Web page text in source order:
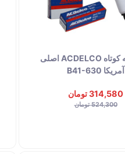
شمع پایه کوتاه ACDELCO اصلی
آمریکا B41-630
314,580 تومان
524,300 تومان